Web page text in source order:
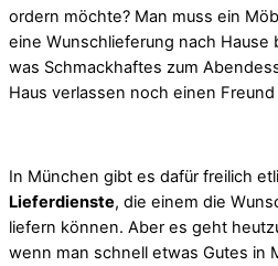
ordern möchte? Man muss ein
eine Wunschlieferung nach Hause
was Schmackhaftes zum
Haus verlassen noch einen
In München gibt es dafür freilich
Lieferdienste, die einem die
liefern können. Aber es geht
wenn man schnell etwas Gutes in